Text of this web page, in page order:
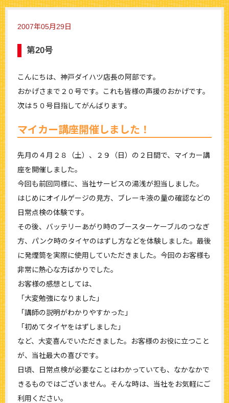
2007年05月29日
第20号
こんにちは、神戸ダイハツ店長の阿部です。
おかげさまで２０号です。これも皆様の声援のおかげです。
次は５０号目指してがんばります。
マイカー講座開催しました！
先月の４月２８（土）、２９（日）の２日間で、マイカー講
座を開催しました。
今回も前回同様に、当社サービスの湯浅が担当しました。
はじめにオイルゲージの見方、ブレーキ液の量の確認などの
日常点検の体験です。
その後、バッテリーあがり時のブースターケーブルのつなぎ
方、パンク時のタイヤのはずし方などを体験しました。最後
に発煙筒を実際に使用していただきました。今回のお客様も
非常に熱心な方ばかりでした。
お客様の感想としては、
「大変勉強になりました」
「講師の説明がわかりやすかった」
「初めてタイヤをはずしました」
など、大変喜んでいただきました。お客様のお役に立つこと
が、当社最大の喜びです。
日頃、日常点検が必要なことはわかっていても、なかなかで
きるものではございません。そんな時は、当社をお気軽にご
利用ください。